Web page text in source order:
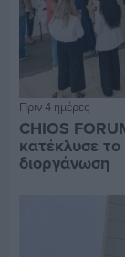
Πριν 4 ημέρες
CHIOS
κατέκλυσε
διοργάνωση